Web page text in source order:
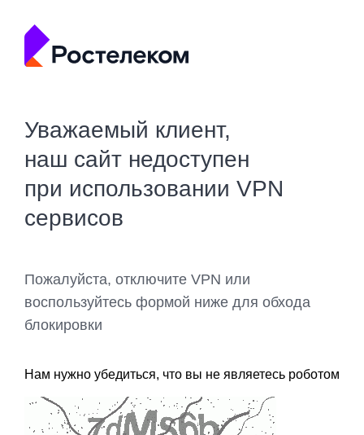
Уважаемый клиент,
наш сайт недоступен
при использовании VPN
сервисов
Пожалуйста, отключите VPN или
воспользуйтесь формой ниже для обхода
блокировки
Нам нужно убедиться, что вы не являетесь роботом